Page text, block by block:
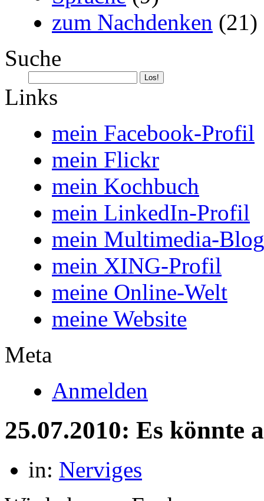
zum Nachdenken (21)
Suche
Links
mein Facebook-Profil
mein Flickr
mein Kochbuch
mein LinkedIn-Profil
mein Multimedia-Blog
mein XING-Profil
meine Online-Welt
meine Website
Meta
Anmelden
25.07.2010: Es könnte
in: Nerviges